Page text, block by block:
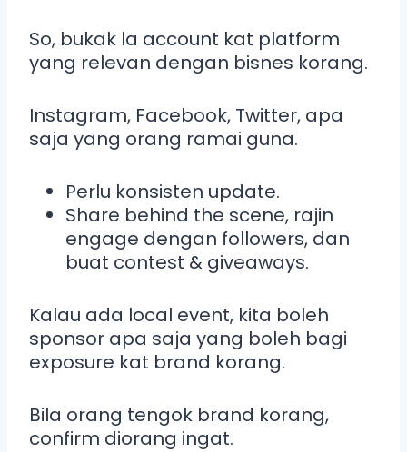
So, bukak la account kat platform
yang relevan dengan bisnes korang.
Instagram, Facebook, Twitter, apa
saja yang orang ramai guna.
Perlu konsisten update.
Share behind the scene, rajin
engage dengan followers, dan
buat contest & giveaways.
Kalau ada local event, kita boleh
sponsor apa saja yang boleh bagi
exposure kat brand korang.
Bila orang tengok brand korang,
confirm diorang ingat.